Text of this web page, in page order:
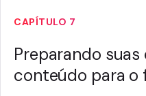
CAPÍTULO 7
Preparando
conteúdo para o